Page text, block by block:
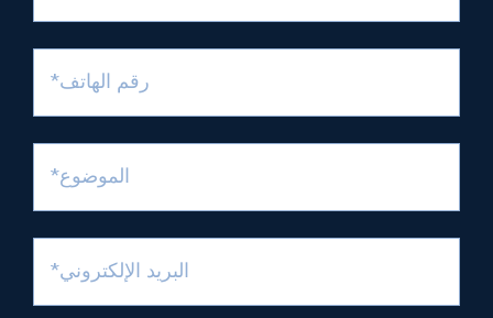
رقم الهاتف*
الموضوع*
البريد الإلكتروني*